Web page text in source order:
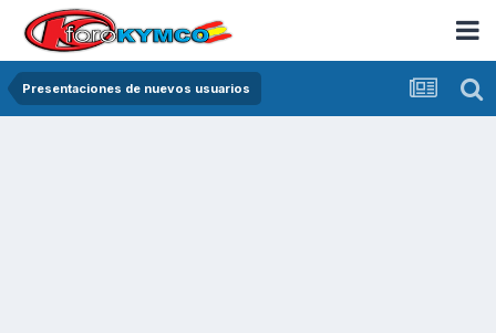
Presentaciones de nuevos usuarios